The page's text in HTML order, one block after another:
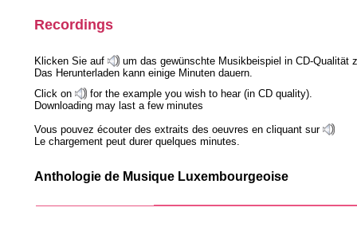
Recordings
Klicken Sie auf
um das gewünschte Musikbeispiel in CD-Qualität
Das Herunterladen kann einige Minuten dauern.
Click on
for the example you wish to hear (in CD quality).
Downloading may last a few minutes
Vous pouvez écouter des extraits des oeuvres en cliquant sur
Le chargement peut durer quelques minutes.
Anthologie de Musique Luxembourgeoise